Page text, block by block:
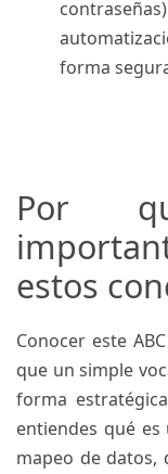
forma
Por
estos
Conocer este
que un simple
forma
entiendes qué
mapeo de datos,